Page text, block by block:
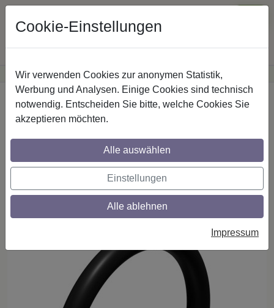
Günstige Versandkosteninnerhalb Österreichs· Sichere Zahlung
Startseite
Gardinenstangen
Gardinenstangen-Zubehör
Ringe (Rundringe) mit Faltenhaken, Typ
H16 aus Metall in Schwarz für
Gardinenstangen 16 mm Ø
Cookie-Einstellungen
Wir verwenden Cookies zur anonymen Statistik,
Werbung und Analysen. Einige Cookies sind technisch
notwendig. Entscheiden Sie bitte, welche Cookies Sie
akzeptieren möchten.
Alle auswählen
Einstellungen
Alle ablehnen
Impressum